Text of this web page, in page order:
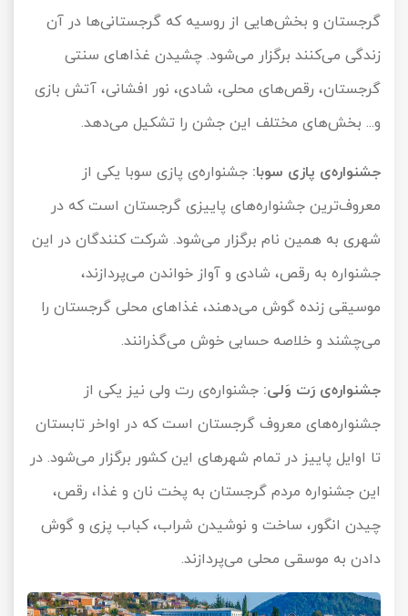
گرجستان و بخش‌هایی از روسیه که گرجستانی‌ها در آن
زندگی می‌کنند برگزار می‌شود. چشیدن غذاهای سنتی
گرجستان، رقص‌های محلی، شادی، نور افشانی، آتش بازی
و... بخش‌های مختلف این جشن را تشکیل می‌دهد.
جشنواره‌ی پازی سوبا: جشنواره‌ی پازی سوبا یکی از
معروف‌ترین جشنواره‌های پاییزی گرجستان است که در
شهری به همین نام برگزار می‌شود. شرکت کنندگان در این
جشنواره به رقص، شادی و آواز خواندن می‌پردازند،
موسیقی زنده گوش می‌دهند، غذاهای محلی گرجستان را
می‌چشند و خلاصه حسابی خوش می‌گذرانند.
جشنواره‌ی رَت وَلی: جشنواره‌ی رت ولی نیز یکی از
جشنواره‌های معروف گرجستان است که در اواخر تابستان
تا اوایل پاییز در تمام شهرهای این کشور برگزار می‌شود. در
این جشنواره مردم گرجستان به پخت نان و غذا، رقص،
چیدن انگور، ساخت و نوشیدن شراب، کباب پزی و گوش
دادن به موسقی محلی می‌پردازند.